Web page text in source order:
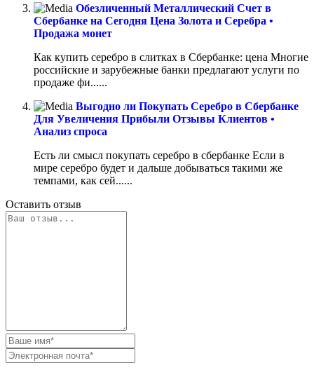
Обезличенный Металлический Счет в
Сбербанке на Сегодня Цена Золота и Серебра •
Продажа монет
Как купить серебро в слитках в Сбербанке: цена Многие
российские и зарубежные банки предлагают услуги по
продаже фи......
Выгодно ли Покупать Серебро в Сбербанке
Для Увеличения Прибыли Отзывы Клиентов •
Анализ спроса
Есть ли смысл покупать серебро в сбербанке Если в
мире серебро будет и дальше добываться такими же
темпами, как сей......
Оставить отзыв